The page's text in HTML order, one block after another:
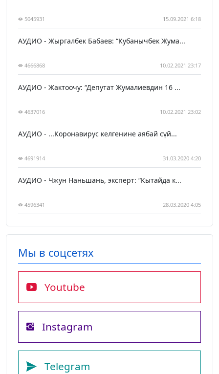
5045931 15.09.2021 6:18
АУДИО - Жыргалбек Бабаев: “Кубанычбек Жума...
4666868 10.02.2021 23:17
АУДИО - Жактоочу: “Депутат Жумалиевдин 16 ...
4637016 10.02.2021 23:02
АУДИО - ...Коронавирус келгенине аябай сүй...
4691914 31.03.2020 4:20
АУДИО - Чжун Наньшань, эксперт: “Кытайда к...
4596341 28.03.2020 4:05
Мы в соцсетях
Youtube
Instagram
Telegram